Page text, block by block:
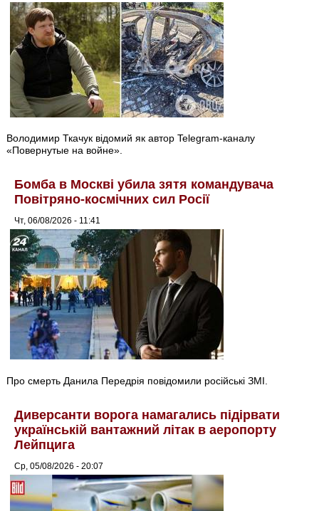
Володимир Ткачук відомий як автор Telegram-каналу
«Повернутые на войне».
Бомба в Москві убила зятя командувача
Повітряно-космічних сил Росії
Чт, 06/08/2026 - 11:41
Про смерть Данила Передрія повідомили російські ЗМІ.
Диверсанти ворога намагались підірвати
українській вантажний літак в аеропорту
Лейпцига
Ср, 05/08/2026 - 20:07